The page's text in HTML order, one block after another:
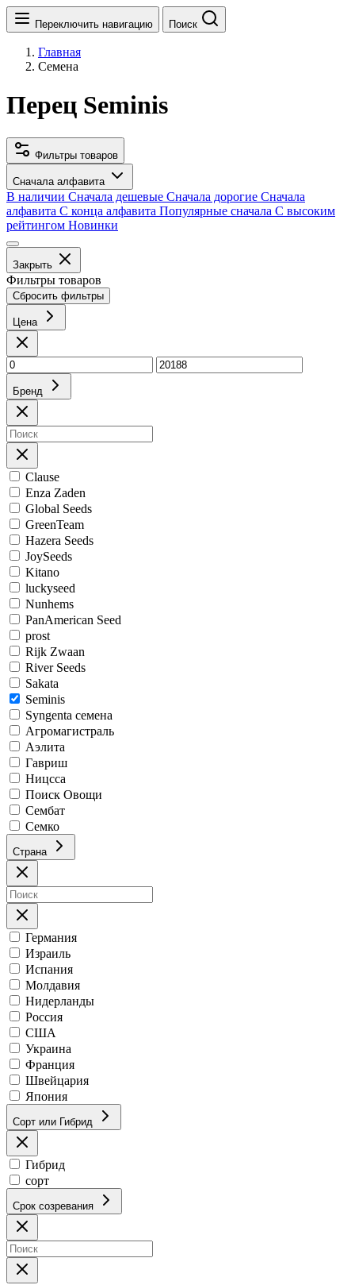
Переключить навигацию Поиск
Главная
Семена
Перец Seminis
Фильтры товаров
Сначала алфавита
В наличии Сначала дешевые Сначала дорогие Сначала
алфавита С конца алфавита Популярные сначала С высоким
рейтингом Новинки
Закрыть
Фильтры товаров
Сбросить фильтры
Цена
Бренд
Clause
Enza Zaden
Global Seeds
GreenTeam
Hazera Seeds
JoySeeds
Kitano
luckyseed
Nunhems
PanAmerican Seed
prost
Rijk Zwaan
River Seeds
Sakata
Seminis
Syngenta семена
Агромагистраль
Аэлита
Гавриш
Ницсса
Поиск Овощи
Сембат
Семко
Страна
Германия
Израиль
Испания
Молдавия
Нидерланды
Россия
США
Украина
Франция
Швейцария
Япония
Сорт или Гибрид
Гибрид
сорт
Срок созревания